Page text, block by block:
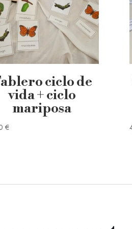
ciclo de
vida + ciclo
mariposa
€